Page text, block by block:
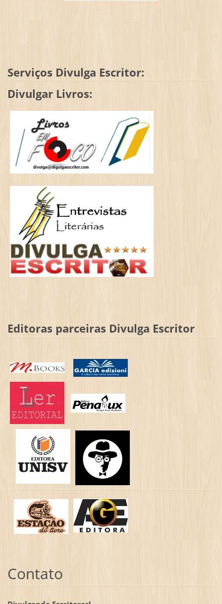
Serviços Divulga Escritor:
Divulgar Livros:
Editoras parceiras Divulga Escritor
Contato